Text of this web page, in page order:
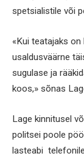
spetsialistile või
«Kui teatajaks
usaldusväärne
sugulase ja
koos,» sõnas
Lage kinnitusel
politsei poole
lasteabi